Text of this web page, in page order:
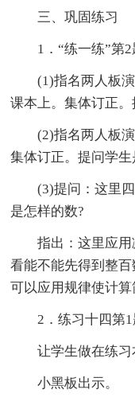
三、巩固练习
1．“练一练”第2
(1)指名两人板
课本上。集体订正。
(2)指名两人板
集体订正。提问学生
(3)提问：这里
是怎样的数?
指出：这里应
看能不能先得到整
可以应用规律使计算
2．练习十四第1
让学生做在练习
小黑板出示。